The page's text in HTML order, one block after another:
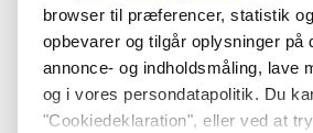
browser til præferencer, statistik
opbevarer og tilgår oplysninger på
annonce- og indholdsmåling, lave
og i vores persondatapolitik. Du
"Cookiedeklaration", eller ved at